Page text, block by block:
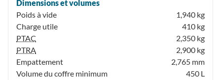
Dimensions et volumes
Poids à vide
1,940 kg
Charge utile
410 kg
PTAC
2,350 kg
PTRA
2,900 kg
Empattement
2,765 mm
Volume du coffre minimum
450 L